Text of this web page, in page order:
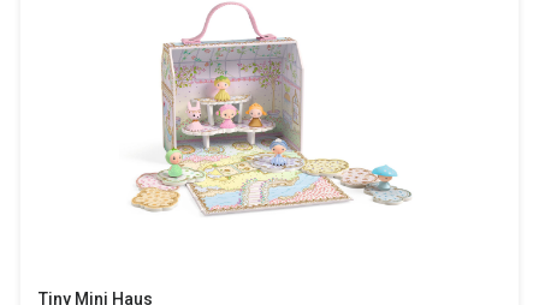
Tiny Mini Haus